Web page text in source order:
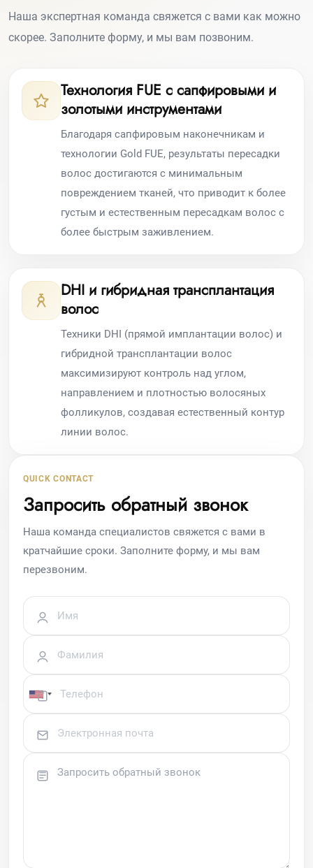
Наша экспертная команда свяжется с вами как можно
скорее. Заполните форму, и мы вам позвоним.
Технология FUE с сапфировыми и
золотыми инструментами
Благодаря сапфировым наконечникам и
технологии Gold FUE, результаты пересадки
волос достигаются с минимальным
повреждением тканей, что приводит к более
густым и естественным пересадкам волос с
более быстрым заживлением.
DHI и гибридная трансплантация
волос
Техники DHI (прямой имплантации волос) и
гибридной трансплантации волос
максимизируют контроль над углом,
направлением и плотностью волосяных
фолликулов, создавая естественный контур
линии волос.
QUICK CONTACT
Запросить обратный звонок
Наша команда специалистов свяжется с вами в
кратчайшие сроки. Заполните форму, и мы вам
перезвоним.